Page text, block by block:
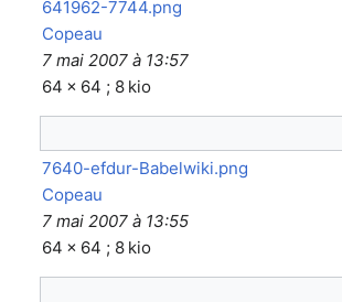
641962-7744.png
Copeau
7 mai 2007 à 13:57
64 × 64 ; 8 kio
7640-efdur-Babelwiki.png
Copeau
7 mai 2007 à 13:55
64 × 64 ; 8 kio